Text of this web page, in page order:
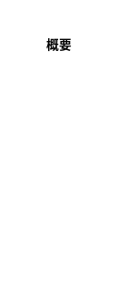
概要